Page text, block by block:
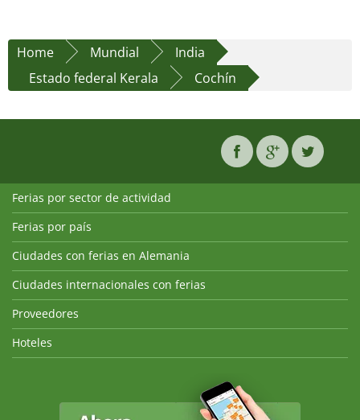
Home Mundial
India
Estado federal Kerala
Cochín
Ferias por sector de actividad
Ferias por país
Ciudades con ferias en Alemania
Ciudades internacionales con ferias
Proveedores
Hoteles